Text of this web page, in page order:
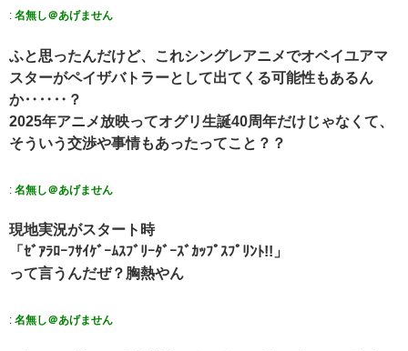
: 名無し＠あげません
ふと思ったんだけど、これシングレアニメでオベイユアマ
スターがペイザバトラーとして出てくる可能性もあるん
か‥‥‥？
2025年アニメ放映ってオグリ生誕40周年だけじゃなくて、
そういう交渉や事情もあったってこと？？
: 名無し＠あげません
現地実況がスタート時
「ｾﾞｱﾗﾛｰﾌｻｲｹﾞｰﾑｽﾌﾞﾘｰﾀﾞｰｽﾞｶｯﾌﾟｽﾌﾟﾘﾝﾄ!!」
って言うんだぜ？胸熱やん
: 名無し＠あげません